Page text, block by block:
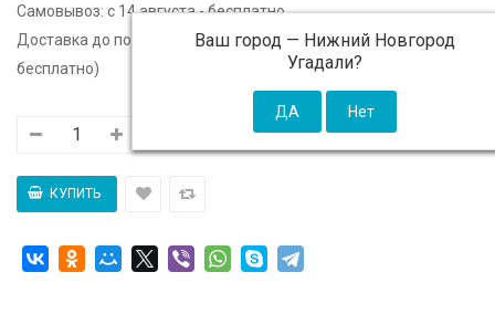
Ваш город — Нижний Новгород
Угадали?
Самовывоз: c 14 августа - бесплатно
Доставка до подъезда:
c 14 августа - 300 ₽ (от 5 000 ₽
бесплатно)